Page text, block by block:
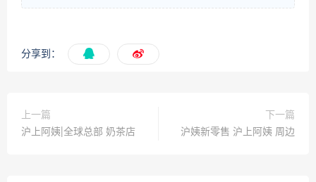
分享到：
上一篇
沪上阿姨|全球总部 奶茶店
下一篇
沪姨新零售 沪上阿姨 周边